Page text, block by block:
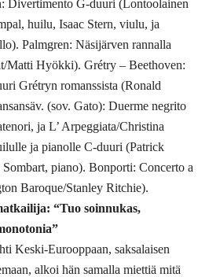
Divertimento G-duuri (Lontoolainen
huilu, Isaac Stern, viulu, ja
Palmgren: Näsijärven rannalla
Matti Hyökki). Grétry – Beethoven:
Grétryn romanssista (Ronald
(sov. Gato): Duerme negrito
ja L’ Arpeggiata/Christina
ja pianolle C-duuri (Patrick
piano). Bonporti: Concerto a
Baroque/Stanley Ritchie).
“Tuo soinnukas,
Keski-Eurooppaan, saksalaisen
alkoi hän samalla miettiä mitä